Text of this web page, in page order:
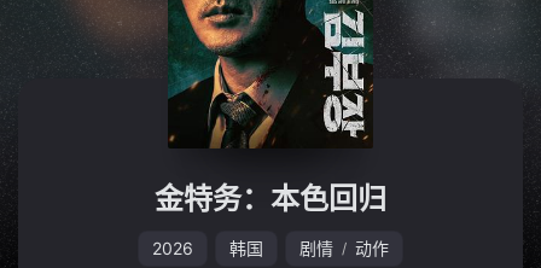
暂无观看影片的记录
金特务：本色回归
2026 韩国 剧情 / 动作